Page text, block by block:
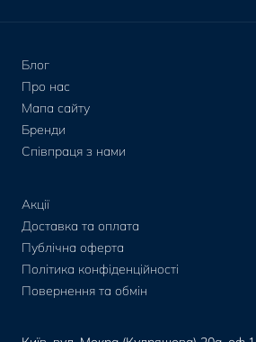
Блог
Про нас
Мапа сайту
Бренди
Співпраця з нами
Акції
Доставка та оплата
Публічна оферта
Політика конфіденційності
Повернення та обмін